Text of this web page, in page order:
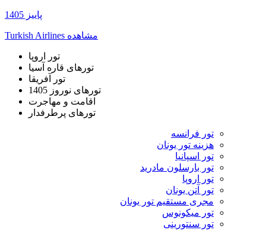
پاییز 1405
Turkish Airlines مشاهده
تور اروپا
تورهای قاره آسیا
تور آفریقا
تورهای نوروز 1405
اقامت و مهاجرت
تورهای پرطرفدار
تور فرانسه
هزینه تور یونان
تور اسپانیا
تور بارسلون مادرید
تور اروپا
تور آتن یونان
مجری مستقیم تور یونان
تور میکونوس
تور سنتورینی